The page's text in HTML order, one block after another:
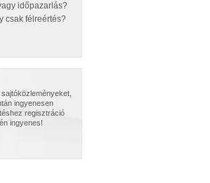
időpazarlás?
csak félreértés?
ingyenesen
regisztráció
ingyenes!